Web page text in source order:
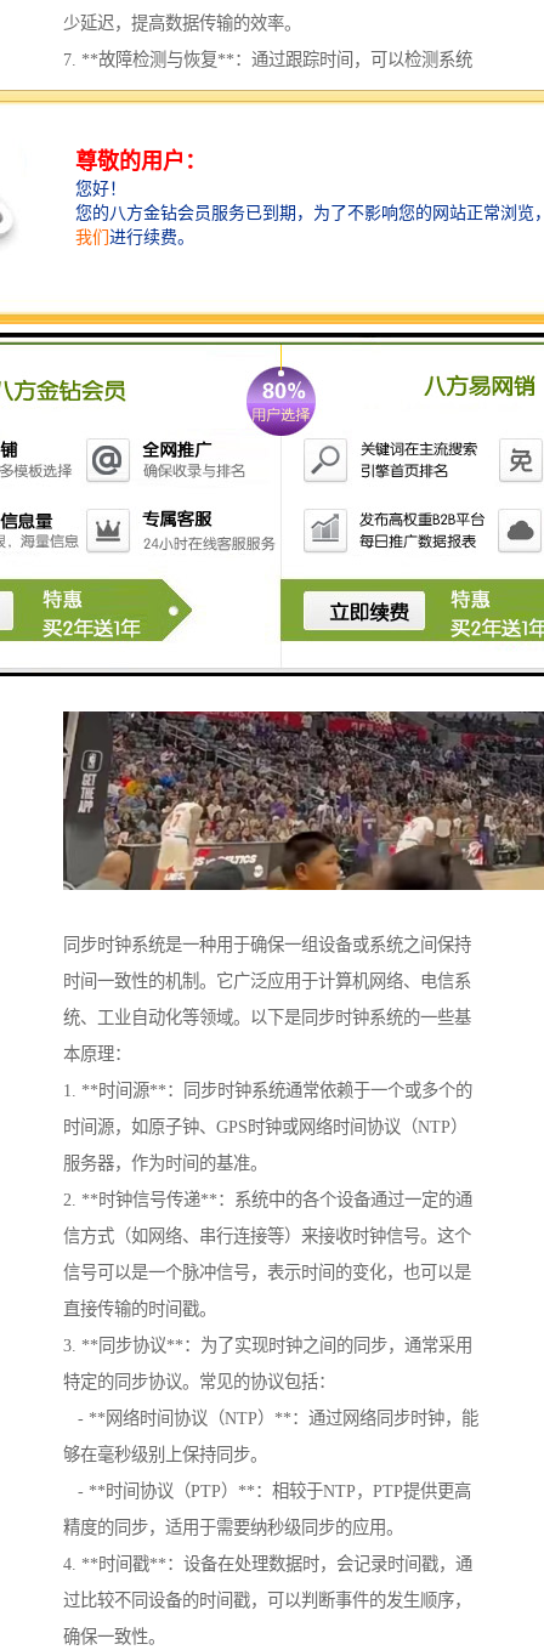
少延迟，提高数据传输的效率。
7. **故障检测与恢复**：通过跟踪时间，可以检测系统
中的异常行为，并及时进行故障恢复。
赖于同步时钟来确保数据传输和交换的正确性。
同步时钟系统对于现代计算机网络和分布式系统的稳定
性和可靠性至关重要。
同步时钟系统是一种用于确保一组设备或系统之间保持
时间一致性的机制。它广泛应用于计算机网络、电信系
统、工业自动化等领域。以下是同步时钟系统的一些基
本原理：
1. **时间源**：同步时钟系统通常依赖于一个或多个的
时间源，如原子钟、GPS时钟或网络时间协议（NTP）
服务器，作为时间的基准。
2. **时钟信号传递**：系统中的各个设备通过一定的通
信方式（如网络、串行连接等）来接收时钟信号。这个
信号可以是一个脉冲信号，表示时间的变化，也可以是
直接传输的时间戳。
3. **同步协议**：为了实现时钟之间的同步，通常采用
特定的同步协议。常见的协议包括：
- **网络时间协议（NTP）**：通过网络同步时钟，能
够在毫秒级别上保持同步。
- **时间协议（PTP）**：相较于NTP，PTP提供更高
精度的同步，适用于需要纳秒级同步的应用。
4. **时间戳**：设备在处理数据时，会记录时间戳，通
过比较不同设备的时间戳，可以判断事件的发生顺序，
确保一致性。